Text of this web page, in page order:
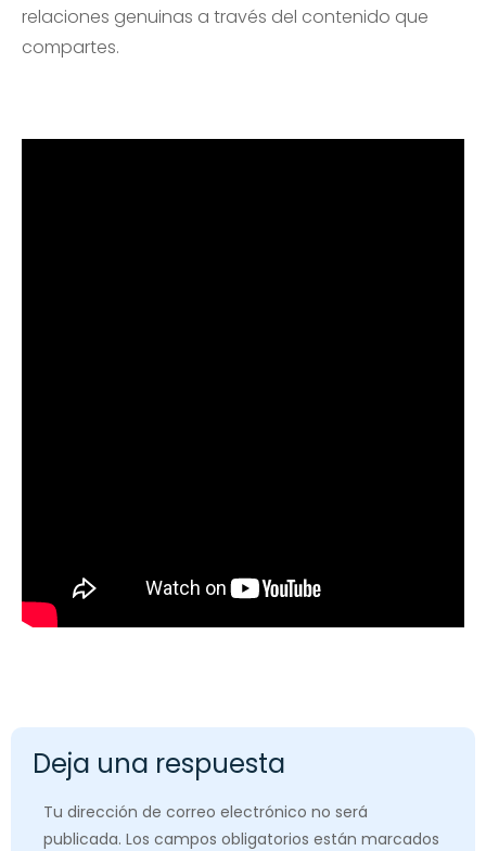
relaciones genuinas a través del contenido que
compartes.
Deja una respuesta
Tu dirección de correo electrónico no será
publicada. Los campos obligatorios están marcados